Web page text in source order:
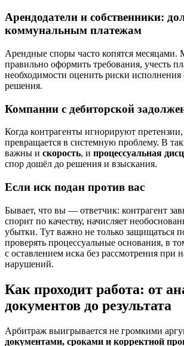
Арендодатели и собственники:
коммунальным платежам
Арендные споры часто копятся
правильно оформить требования, учесть
необходимости оценить риски исполнения
решения.
Компании с дебиторской
Когда контрагенты игнорируют претензии,
превращается в системную проблему. В
важны и скорость, и процессуальная
спор дошёл до решения и взыскания.
Если иск подан против вас
Бывает, что вы — ответчик: контрагент
спорит по качеству, начисляет
убытки. Тут важно не только защищаться
проверять процессуальные основания, в
с оставлением иска без рассмотрения при
нарушений.
Как проходит работа: от
документов до результата
Арбитраж выигрывается не громкими
документами, сроками и корректной